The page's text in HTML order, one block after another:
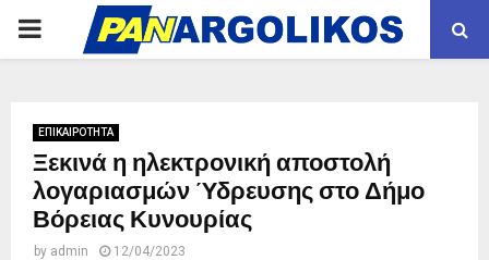
PRIMARY
ΕΠΙΚΑΙΡΟΤΗΤΑ
Ξεκινά η ηλεκτρονική αποστολή
λογαριασμών Ύδρευσης στο Δήμο
Βόρειας Κυνουρίας
by admin 12/04/2023